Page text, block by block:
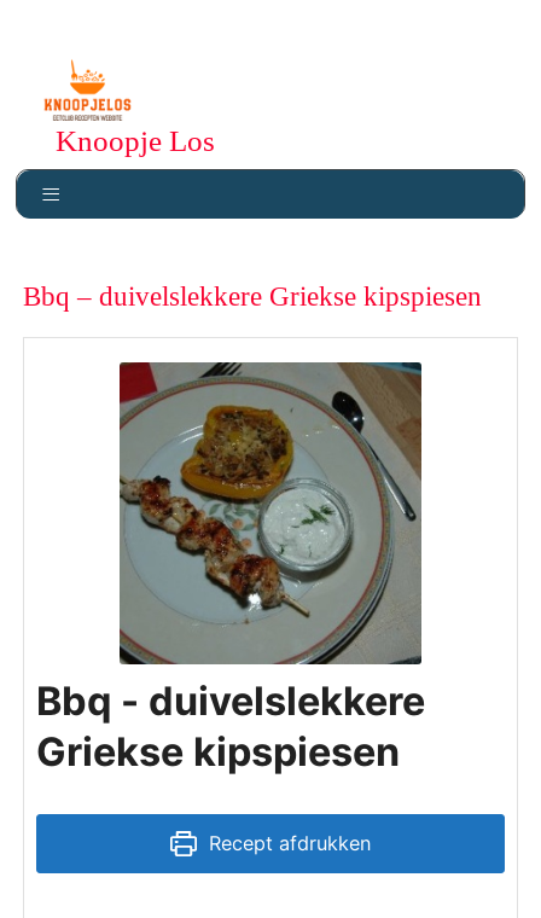
Knoopje Los
Bbq – duivelslekkere Griekse kipspiesen
Bbq - duivelslekkere
Griekse kipspiesen
Recept afdrukken